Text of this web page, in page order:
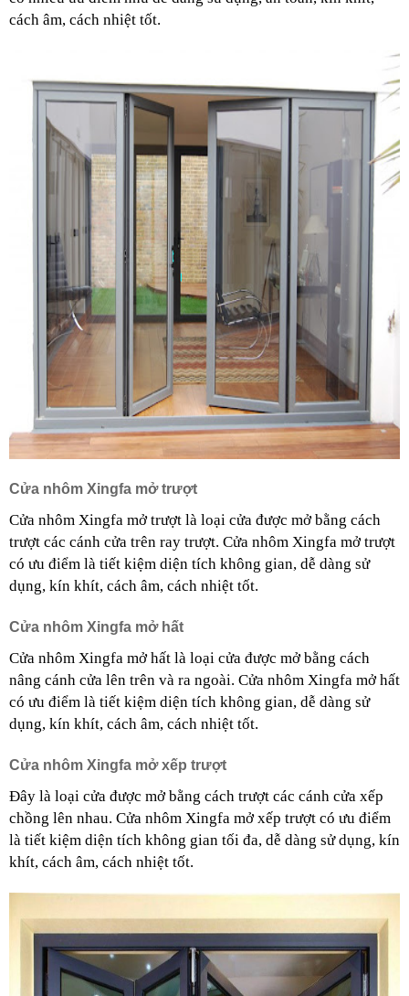
cách âm, cách nhiệt tốt.
Cửa nhôm Xingfa mở trượt
Cửa nhôm Xingfa mở trượt là loại cửa được mở bằng cách
trượt các cánh cửa trên ray trượt. Cửa nhôm Xingfa mở trượt
có ưu điểm là tiết kiệm diện tích không gian, dễ dàng sử
dụng, kín khít, cách âm, cách nhiệt tốt.
Cửa nhôm Xingfa mở hất
Cửa nhôm Xingfa mở hất là loại cửa được mở bằng cách
nâng cánh cửa lên trên và ra ngoài. Cửa nhôm Xingfa mở hất
có ưu điểm là tiết kiệm diện tích không gian, dễ dàng sử
dụng, kín khít, cách âm, cách nhiệt tốt.
Cửa nhôm Xingfa mở xếp trượt
Đây là loại cửa được mở bằng cách trượt các cánh cửa xếp
chồng lên nhau. Cửa nhôm Xingfa mở xếp trượt có ưu điểm
là tiết kiệm diện tích không gian tối đa, dễ dàng sử dụng, kín
khít, cách âm, cách nhiệt tốt.